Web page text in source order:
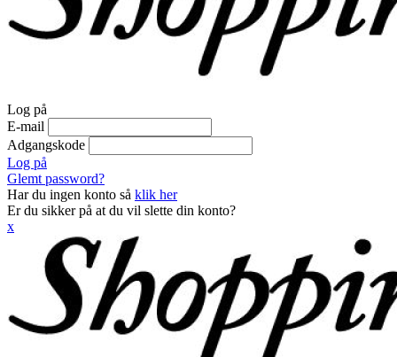
Log på
E-mail
Adgangskode
Log på
Glemt password?
Har du ingen konto så klik her
Er du sikker på at du vil slette din konto?
x